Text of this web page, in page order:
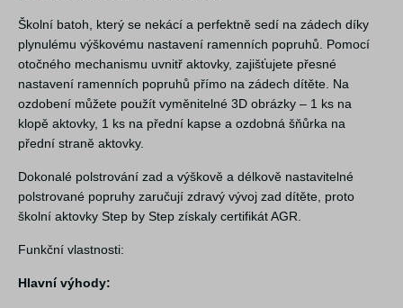
Školní batoh, který se nekácí a perfektně sedí na zádech díky
plynulému výškovému nastavení ramenních popruhů. Pomocí
otočného mechanismu uvnitř aktovky, zajišťujete přesné
nastavení ramenních popruhů přímo na zádech dítěte. Na
ozdobení můžete použít vyměnitelné 3D obrázky – 1 ks na
klopě aktovky, 1 ks na přední kapse a ozdobná šňůrka na
přední straně aktovky.
Dokonalé polstrování zad a výškově a délkově nastavitelné
polstrované popruhy zaručují zdravý vývoj zad dítěte, proto
školní aktovky Step by Step získaly certifikát AGR.
Funkční vlastnosti:
Hlavní výhody: